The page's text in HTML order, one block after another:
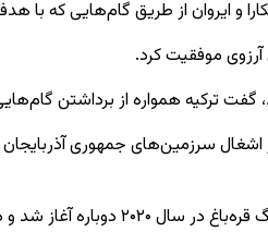
و ایروان از طریق گام‌هایی که با
موفقیت کرد.
گفت ترکیه همواره از برداشتن
اشغال سرزمین‌های جمهوری
قره‌باغ در سال ۲۰۲۰ دوباره آغاز شد